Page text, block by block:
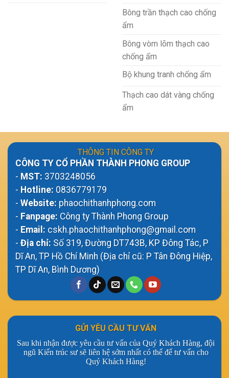
Bông trần thạch cao chống
ẩm
Bông vòm lõm thạch cao
chống ẩm
Bộ khung tranh chống ẩm
Thạch cao dát vàng chống
ẩm
THÔNG TIN CÔNG TY
CÔNG TY CỔ PHẦN THÀNH PHONG GROUP
- MST: 3703248056
- Hotline: 0836779179
- Website: phaochithanhphong.com
- Fanpage: Công ty Thành Phong Group
- Email: cskh.phaochithanhphong@gmail.com
- Địa chỉ: Số 319, Đường DT743B, KP Đông Tác, P
Dĩ An, TP Hồ Chí Minh (Địa chỉ cũ: P Tân Đông Hiệp,
TP Dĩ An, Bình Dương)
GỬI YÊU CẦU TƯ VẤN
Sau khi nhận được yêu cầu tư vấn của Quý Khách Hàng, đội
ngũ Kiến trúc sư sẽ liên hệ sớm nhất có thể để tư vấn cho
Quý Khách Hàng!